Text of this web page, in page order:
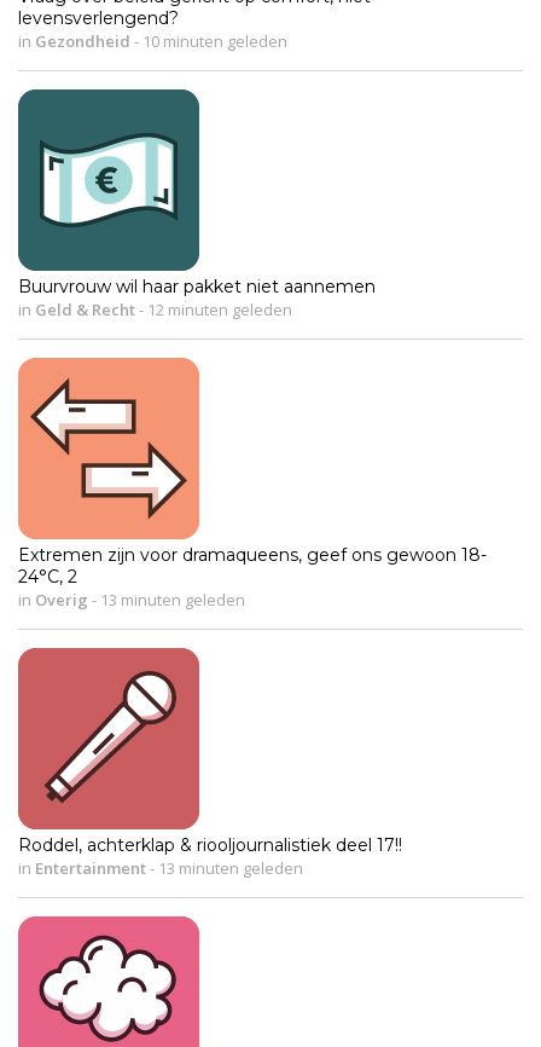
levensverlengend?
in Gezondheid - 10 minuten geleden
Buurvrouw wil haar pakket niet aannemen
in Geld & Recht- 12 minuten geleden
Extremen zijn voor dramaqueens, geef ons gewoon 18-
24°C, 2
in Overig - 13 minuten geleden
Roddel, achterklap & riooljournalistiek deel 17!!
in Entertainment- 13 minuten geleden